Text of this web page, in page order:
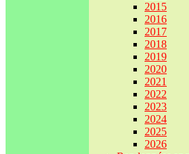
2015
2016
2017
2018
2019
2020
2021
2022
2023
2024
2025
2026